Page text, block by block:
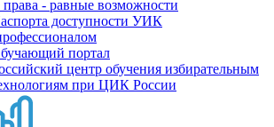
- равные возможности
доступности УИК
портал
центр обучения избирательным
при ЦИК России